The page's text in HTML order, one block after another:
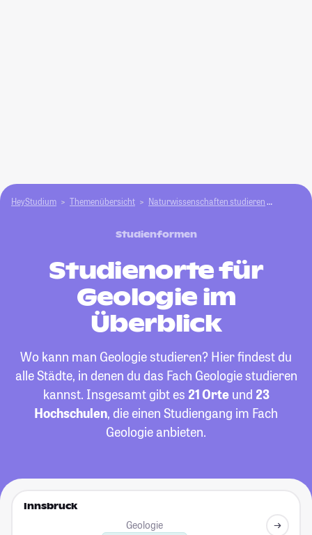
HeyStudium Themenübersicht Natur­wissenschaften studieren
Studienformen
Studienorte für
Geologie im
Überblick
Wo kann man Geologie studieren? Hier findest du
alle Städte, in denen du das Fach Geologie studieren
kannst. Insgesamt gibt es 21 Orteund 23
Hochschulen, die einen Studiengang im Fach
Geologie anbieten.
Innsbruck
Geologie